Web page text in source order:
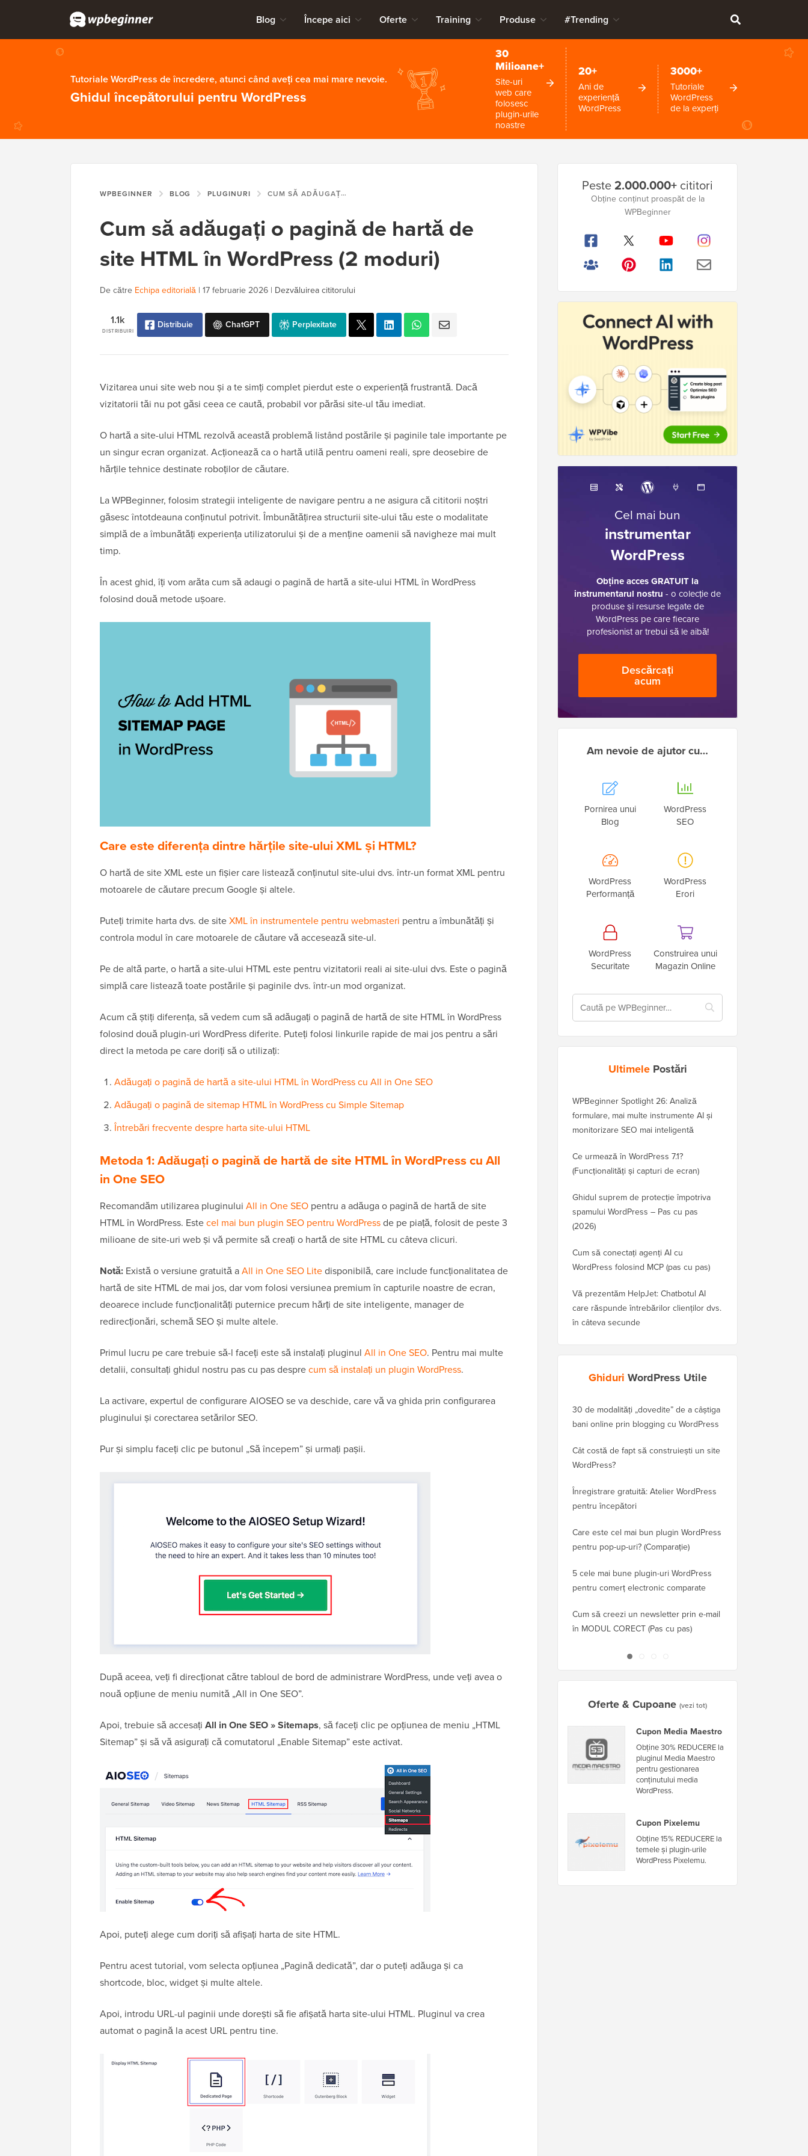
Blog Începe aici Oferte Training Produse #Trending
Tutoriale WordPress de încredere, atunci când aveți cea mai mare nevoie.
Ghidul începătorului pentru WordPress
30
Milioane+
Site-uri
web care
folosesc
plugin-urile
noastre
20+
Ani de
experiență
WordPress
3000+
Tutoriale
WordPress
de la experți
WPBEGINNER BLOG PLUGINURI CUM SĂ ADĂUGAȚI O PAGINĂ DE HARTĂ DE SITE HTML ÎN WORDPRESS (2 MODURI)
Cum să adăugați o pagină de hartă de
site HTML în WordPress (2 moduri)
De către Echipa editorială | 17 februarie 2026 | Dezvăluirea cititorului
DISTRIBUIRI
1.1k Distribuie ChatGPT Perplexitate
Vizitarea unui site web nou și a te simți complet pierdut este o experiență frustrantă. Dacă
vizitatorii tăi nu pot găsi ceea ce caută, probabil vor părăsi site-ul tău imediat.
O hartă a site-ului HTML rezolvă această problemă listând postările și paginile tale importante pe
un singur ecran organizat. Acționează ca o hartă utilă pentru oameni reali, spre deosebire de
hărțile tehnice destinate roboților de căutare.
La WPBeginner, folosim strategii inteligente de navigare pentru a ne asigura că cititorii noștri
găsesc întotdeauna conținutul potrivit. Îmbunătățirea structurii site-ului tău este o modalitate
simplă de a îmbunătăți experiența utilizatorului și de a menține oamenii să navigheze mai mult
timp.
În acest ghid, îți vom arăta cum să adaugi o pagină de hartă a site-ului HTML în WordPress
folosind două metode ușoare.
Care este diferența dintre hărțile site-ului XML și HTML?
O hartă de site XML este un fișier care listează conținutul site-ului dvs. într-un format XML pentru
motoarele de căutare precum Google și altele.
Puteți trimite harta dvs. de siteXML în instrumentele pentru webmasteri pentru a îmbunătăți și
controla modul în care motoarele de căutare vă accesează site-ul.
Pe de altă parte, o hartă a site-ului HTML este pentru vizitatorii reali ai site-ului dvs. Este o pagină
simplă care listează toate postările și paginile dvs. într-un mod organizat.
Acum că știți diferența, să vedem cum să adăugați o pagină de hartă de site HTML în WordPress
folosind două plugin-uri WordPress diferite. Puteți folosi linkurile rapide de mai jos pentru a sări
direct la metoda pe care doriți să o utilizați:
Adăugați o pagină de hartă a site-ului HTML în WordPress cu All in One SEO
Adăugați o pagină de sitemap HTML în WordPress cu Simple Sitemap
Întrebări frecvente despre harta site-ului HTML
Metoda 1: Adăugați o pagină de hartă de site HTML în WordPress cu All
in One SEO
Recomandăm utilizarea pluginului All in One SEO pentru a adăuga o pagină de hartă de site
HTML în WordPress. Estecel mai bun plugin SEO pentru WordPressde pe piață, folosit de peste 3
milioane de site-uri web și vă permite să creați o hartă de site HTML cu câteva clicuri.
Notă: Există o versiune gratuită aAll in One SEO Litedisponibilă, care include funcționalitatea de
hartă de site HTML de mai jos, dar vom folosi versiunea premium în capturile noastre de ecran,
deoarece include funcționalități puternice precum hărți de site inteligente, manager de
redirecționări, schemă SEO și multe altele.
Primul lucru pe care trebuie să-l faceți este să instalați pluginul All in One SEO. Pentru mai multe
detalii, consultați ghidul nostru pas cu pas desprecum să instalați un plugin WordPress.
La activare, expertul de configurare AIOSEO se va deschide, care vă va ghida prin configurarea
pluginului și corectarea setărilor SEO.
Pur și simplu faceți clic pe butonul „Să începem” și urmați pașii.
După aceea, veți fi direcționat către tabloul de bord de administrare WordPress, unde veți avea o
nouă opțiune de meniu numită „All in One SEO”.
Apoi, trebuie să accesați All in One SEO » Sitemaps, să faceți clic pe opțiunea de meniu „HTML
Sitemap” și să vă asigurați că comutatorul „Enable Sitemap” este activat.
Apoi, puteți alege cum doriți să afișați harta de site HTML.
Pentru acest tutorial, vom selecta opțiunea „Pagină dedicată”, dar o puteți adăuga și ca
shortcode, bloc, widget și multe altele.
Apoi, introdu URL-ul paginii unde dorești să fie afișată harta site-ului HTML. Pluginul va crea
automat o pagină la acest URL pentru tine.
laterală
Peste2.000.000+ cititori
Obține conținut proaspăt de la
WPBeginner
Cel mai bun
instrumentar
WordPress
Obține acces GRATUIT la
instrumentarul nostru - o colecție de
produse și resurse legate de
WordPress pe care fiecare
profesionist ar trebui să le aibă!
Descărcați
acum
Am nevoie de ajutor cu…
Pornirea unui
Blog
WordPress
SEO
WordPress
Performanță
WordPress
Erori
WordPress
Securitate
Construirea unui
Magazin Online
UltimelePostări
WPBeginner Spotlight 26: Analiză
formulare, mai multe instrumente AI și
monitorizare SEO mai inteligentă
Ce urmează în WordPress 7.1?
(Funcționalități și capturi de ecran)
Ghidul suprem de protecție împotriva
spamului WordPress – Pas cu pas
(2026)
Cum să conectați agenți AI cu
WordPress folosind MCP (pas cu pas)
Vă prezentăm HelpJet: Chatbotul AI
care răspunde întrebărilor clienților dvs.
în câteva secunde
Ghiduri WordPress Utile
30 de modalități „dovedite” de a câștiga
bani online prin blogging cu WordPress
Cât costă de fapt să construiești un site
WordPress?
Înregistrare gratuită: Atelier WordPress
pentru începători
Care este cel mai bun plugin WordPress
pentru pop-up-uri? (Comparație)
5 cele mai bune plugin-uri WordPress
pentru comerț electronic comparate
Cum să creezi un newsletter prin e-mail
în MODUL CORECT (Pas cu pas)
Oferte & Cupoane (vezi tot)
Cupon Media Maestro
Obține 30% REDUCERE la
pluginul Media Maestro
pentru gestionarea
conținutului media
WordPress.
Cupon Pixelemu
Obține 15% REDUCERE la
temele și plugin-urile
WordPress Pixelemu.